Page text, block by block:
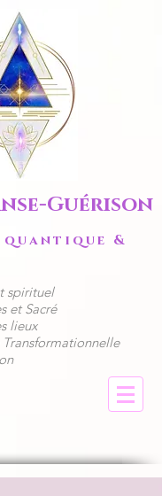
Guérison
quantique &
spirituel
et Sacré
lieux
Transformationnelle